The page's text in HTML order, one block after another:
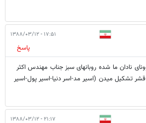
۱۷:۵۱ - ۱۳۸۸/۰۳/۱۲
پاسخ
نادان ما شده روبانهای سبز جناب مهندس اکثر
تشکیل میدن (اسیر مد-اسر دنیا-اسیر پول-اسیر
۲۱:۱۷ - ۱۳۸۸/۰۳/۱۲